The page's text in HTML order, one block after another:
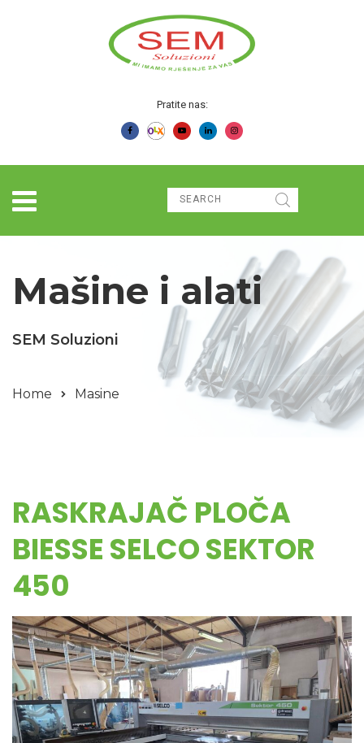
Pratite nas:
Mašine i alati
SEM Soluzioni
Home Masine
RASKRAJAČ PLOČA
BIESSE SELCO SEKTOR
450